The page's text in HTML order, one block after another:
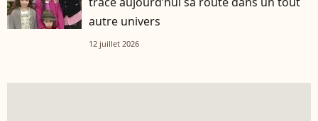
autre univers
12 juillet 2026